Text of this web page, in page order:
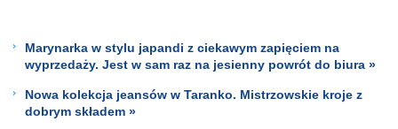
Marynarka w stylu japandi z ciekawym zapięciem na
wyprzedaży. Jest w sam raz na jesienny powrót do biura »
Nowa kolekcja jeansów w Taranko. Mistrzowskie kroje z
dobrym składem »